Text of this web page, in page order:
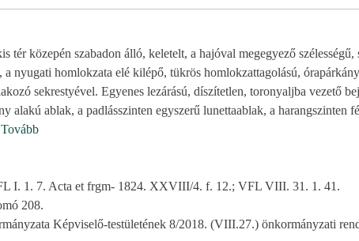
tér közepén szabadon álló, keletelt, a hajóval megegyező szélességű,
nyugati homlokzata elé kilépő, tükrös homlokzattagolású,
sekrestyével. Egyenes lezárású, díszítetlen, toronyaljba vezető
alakú ablak, a padlásszinten egyszerű lunettaablak, a harangszinten
Tovább
I. 1. 7. Acta et frgm- 1824. XXVIII/4. f. 12.; VFL VIII. 31. 1. 41.
208.
Képviselő-testületének 8/2018. (VIII.27.) önkormányzati